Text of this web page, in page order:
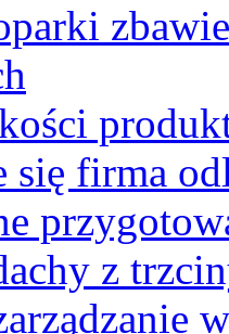
się firma
z